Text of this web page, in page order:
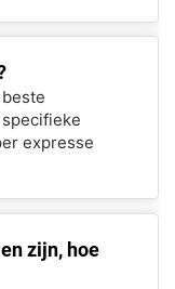
expresse
zijn, hoe